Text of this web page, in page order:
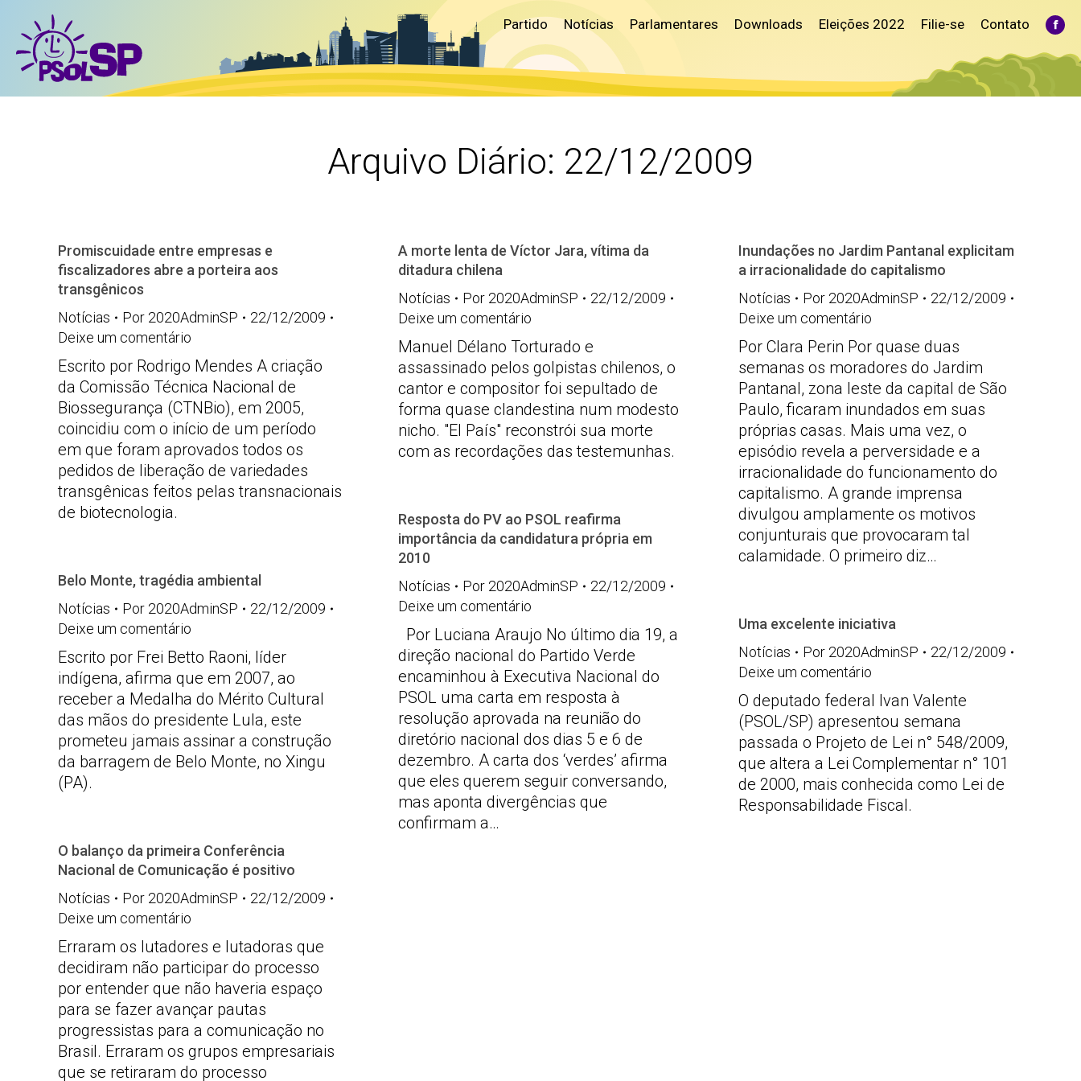
Partido Notícias Parlamentares Downloads Eleições 2022 Filie-se Contato
Arquivo Diário: 22/12/2009
Promiscuidade entre empresas e
fiscalizadores abre a porteira aos
transgênicos
Notícias
Por 2020AdminSP
22/12/2009
Deixe um comentário
Escrito por Rodrigo Mendes A criação
da Comissão Técnica Nacional de
Biossegurança (CTNBio), em 2005,
coincidiu com o início de um período
em que foram aprovados todos os
pedidos de liberação de variedades
transgênicas feitos pelas transnacionais
de biotecnologia.
A morte lenta de Víctor Jara, vítima da
ditadura chilena
Notícias
Por 2020AdminSP
22/12/2009
Deixe um comentário
Manuel Délano Torturado e
assassinado pelos golpistas chilenos, o
cantor e compositor foi sepultado de
forma quase clandestina num modesto
nicho. "El País" reconstrói sua morte
com as recordações das testemunhas.
Inundações no Jardim Pantanal explicitam
a irracionalidade do capitalismo
Notícias
Por 2020AdminSP
22/12/2009
Deixe um comentário
Por Clara Perin Por quase duas
semanas os moradores do Jardim
Pantanal, zona leste da capital de São
Paulo, ficaram inundados em suas
próprias casas. Mais uma vez, o
episódio revela a perversidade e a
irracionalidade do funcionamento do
capitalismo. A grande imprensa
divulgou amplamente os motivos
conjunturais que provocaram tal
calamidade. O primeiro diz…
Resposta do PV ao PSOL reafirma
importância da candidatura própria em
2010
Notícias
Por 2020AdminSP
22/12/2009
Deixe um comentário
Por Luciana Araujo No último dia 19, a
direção nacional do Partido Verde
encaminhou à Executiva Nacional do
PSOL uma carta em resposta à
resolução aprovada na reunião do
diretório nacional dos dias 5 e 6 de
dezembro. A carta dos ‘verdes’ afirma
que eles querem seguir conversando,
mas aponta divergências que
confirmam a…
Belo Monte, tragédia ambiental
Notícias
Por 2020AdminSP
22/12/2009
Deixe um comentário
Escrito por Frei Betto Raoni, líder
indígena, afirma que em 2007, ao
receber a Medalha do Mérito Cultural
das mãos do presidente Lula, este
prometeu jamais assinar a construção
da barragem de Belo Monte, no Xingu
(PA).
Uma excelente iniciativa
Notícias
Por 2020AdminSP
22/12/2009
Deixe um comentário
O deputado federal Ivan Valente
(PSOL/SP) apresentou semana
passada o Projeto de Lei n° 548/2009,
que altera a Lei Complementar n° 101
de 2000, mais conhecida como Lei de
Responsabilidade Fiscal.
O balanço da primeira Conferência
Nacional de Comunicação é positivo
Notícias
Por 2020AdminSP
22/12/2009
Deixe um comentário
Erraram os lutadores e lutadoras que
decidiram não participar do processo
por entender que não haveria espaço
para se fazer avançar pautas
progressistas para a comunicação no
Brasil. Erraram os grupos empresariais
que se retiraram do processo